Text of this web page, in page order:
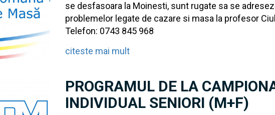
se desfasoara la Moinesti, sunt rugate sa se
problemelor legate de cazare si masa la profesor
Telefon: 0743 845 968
citeste mai mult
PROGRAMUL DE LA
INDIVIDUAL SENIORI (M+F)